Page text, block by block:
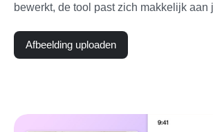
bewerkt, de tool past zich makkelijk aan
Afbeelding uploaden